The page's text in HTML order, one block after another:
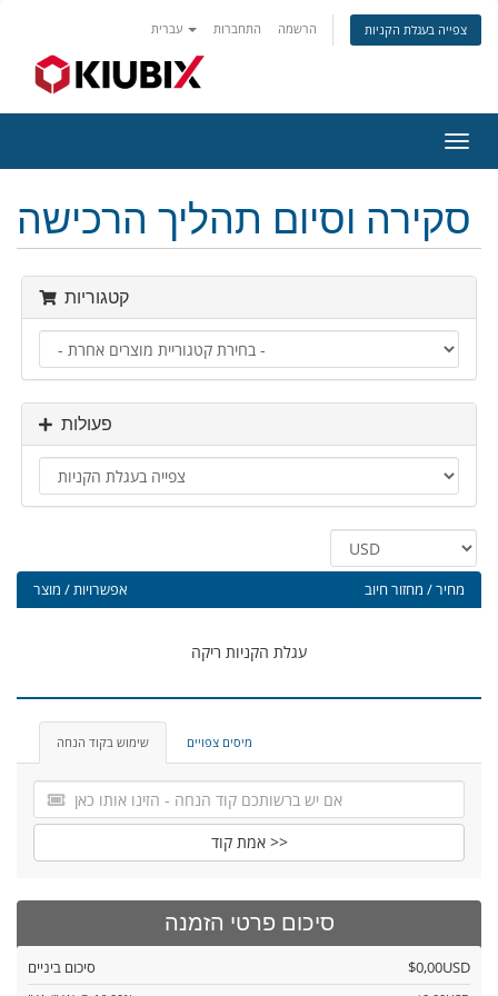
התחברות הרשמה צפייה בעגלת הקניות
ניווט
סקירה וסיום תהליך הרכישה
קטגוריות
פעולות
אפשרויות / מוצר מחיר / מחזור חיוב
עגלת הקניות ריקה
שימוש בקוד הנחה מיסים צפויים
אמת קוד >>
סיכום פרטי הזמנה
סיכום ביניים $0,00USD